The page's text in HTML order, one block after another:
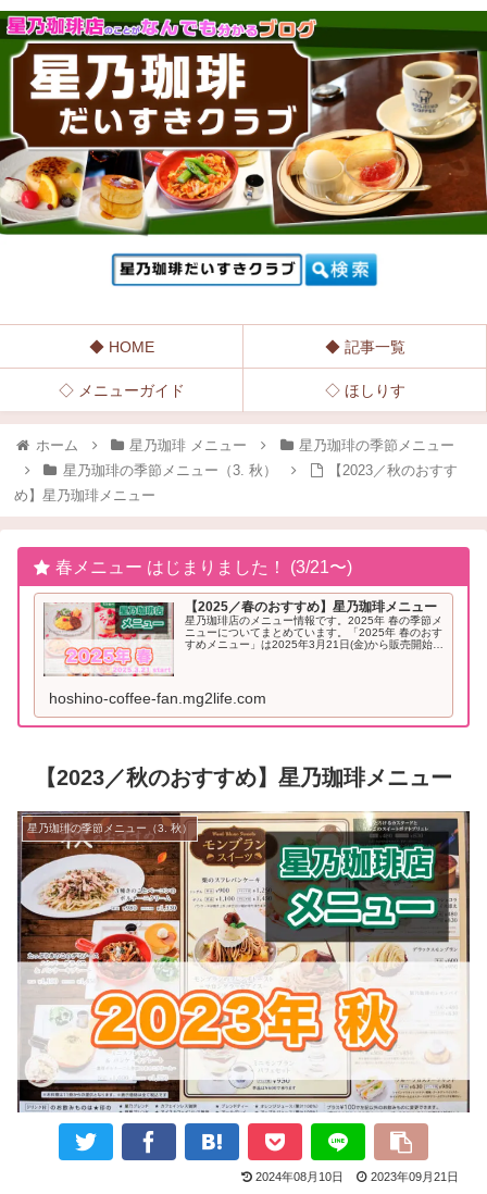
◆ HOME ◆ 記事一覧
◇ メニューガイド ◇ ほしりす
ホーム 星乃珈琲 メニュー
星乃珈琲の季節メニュー
星乃珈琲の季節メニュー（3. 秋）
【2023／秋のおすす
め】星乃珈琲メニュー
春メニュー はじまりました！ (3/21〜)
【2025／春のおすすめ】星乃珈琲メニュー
星乃珈琲店のメニュー情報です。2025年 春の季節メ
ニューについてまとめています。「2025年 春のおす
すめメニュー」は2025年3月21日(金)から販売開始と
hoshino-coffee-fan.mg2life.com
【2023／秋のおすすめ】星乃珈琲メニュー
星乃珈琲の季節メニュー（3. 秋）
2024年08月10日 2023年09月21日